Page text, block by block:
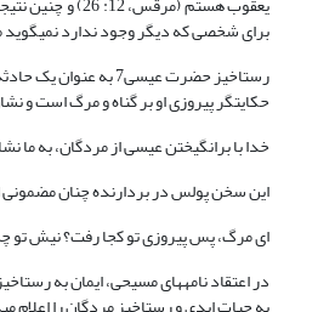
برای شخصی که دیگر وجود ندارد نمی‏گوید من
حکایت‏گر پیروزی او بر گناه و مرگ است و
خدا با برانگیختن عیسی از مردگان، به ما
این سخن پولس در بردارنده چنان
ای مرگ، پس پیروزی تو کجا رفت؟ نیش تو چه
در اعتقاد نامه‏های مسیحی، ایمان به